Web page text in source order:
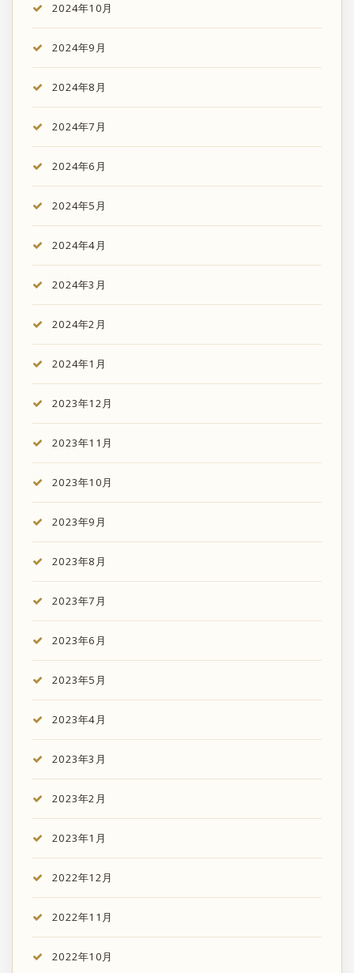
2024年10月
2024年9月
2024年8月
2024年7月
2024年6月
2024年5月
2024年4月
2024年3月
2024年2月
2024年1月
2023年12月
2023年11月
2023年10月
2023年9月
2023年8月
2023年7月
2023年6月
2023年5月
2023年4月
2023年3月
2023年2月
2023年1月
2022年12月
2022年11月
2022年10月